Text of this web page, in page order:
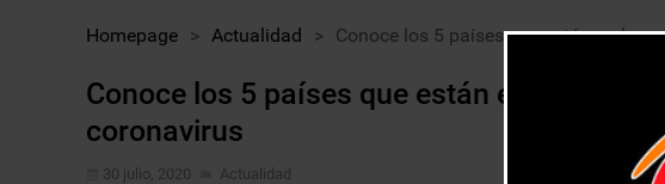
Homepage > Actualidad > Conoce los 5 países que están en la
Conoce los 5 países que están en la
coronavirus
30 julio, 2020 Actualidad